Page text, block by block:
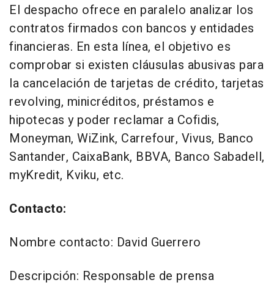
El despacho ofrece en paralelo analizar los
contratos firmados con bancos y entidades
financieras. En esta línea, el objetivo es
comprobar si existen cláusulas abusivas para
la cancelación de tarjetas de crédito, tarjetas
revolving, minicréditos, préstamos e
hipotecas y poder reclamar a Cofidis,
Moneyman, WiZink, Carrefour, Vivus, Banco
Santander, CaixaBank, BBVA, Banco Sabadell,
myKredit, Kviku, etc.
Contacto:
Nombre contacto: David Guerrero
Descripción: Responsable de prensa